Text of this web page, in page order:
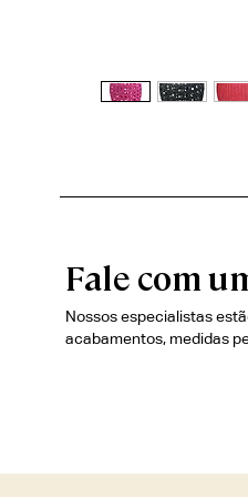
Fale com
Nossos especialistas
acabamentos, medidas